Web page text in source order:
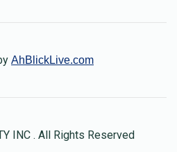
AhBlickLive.com
INC . All Rights Reserved